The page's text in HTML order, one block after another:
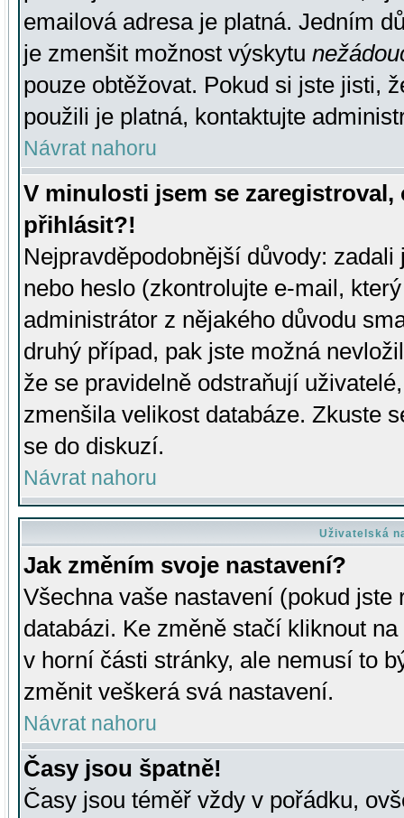
emailová adresa je platná. Jedním
je zmenšit možnost výskytu
pouze obtěžovat. Pokud si jste jisti,
použili je platná, kontaktujte
Návrat nahoru
V minulosti jsem se
přihlásit?!
Nejpravděpodobnější důvody:
nebo heslo (zkontrolujte e-mail,
administrátor z nějakého důvodu
druhý případ, pak jste možná
že se pravidelně odstraňují
zmenšila velikost databáze. Zkuste
se do diskuzí.
Návrat nahoru
Uživatelská
Jak změním svoje nastavení?
Všechna vaše nastavení (pokud
databázi. Ke změně stačí kliknout
v horní části stránky, ale nemusí to
změnit veškerá svá nastavení.
Návrat nahoru
Časy jsou špatně!
Časy jsou téměř vždy v pořádku,